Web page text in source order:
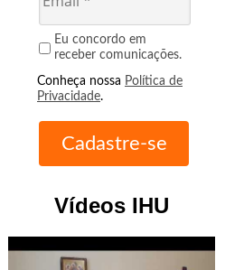
Eu concordo em
receber comunicações.
Conheça nossa Política de
Privacidade.
Vídeos IHU